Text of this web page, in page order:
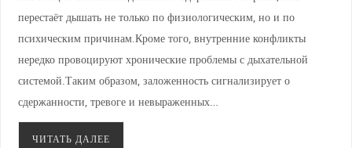
перестаёт дышать не только по физиологическим, но и по
психическим причинам.Кроме того, внутренние конфликты
нередко провоцируют хронические проблемы с дыхательной
системой.Таким образом, заложенность сигнализирует о
сдержанности, тревоге и невыраженных…
ЧИТАТЬ ДАЛЕЕ